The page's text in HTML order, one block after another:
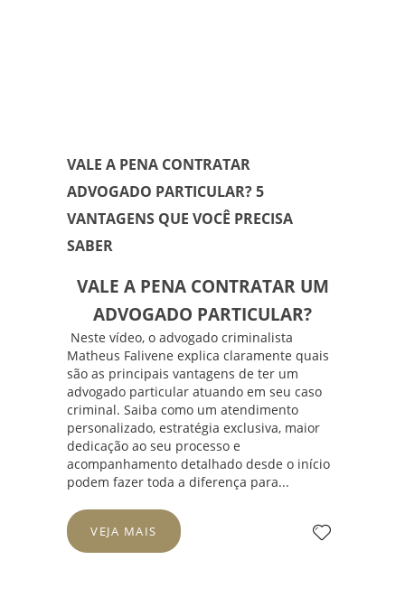
VALE A PENA CONTRATAR
ADVOGADO PARTICULAR? 5
VANTAGENS QUE VOCÊ PRECISA
SABER
VALE A PENA CONTRATAR UM
ADVOGADO PARTICULAR?
Neste vídeo, o advogado criminalista
Matheus Falivene explica claramente quais
são as principais vantagens de ter um
advogado particular atuando em seu caso
criminal. Saiba como um atendimento
personalizado, estratégia exclusiva, maior
dedicação ao seu processo e
acompanhamento detalhado desde o início
podem fazer toda a diferença para...
VEJA MAIS